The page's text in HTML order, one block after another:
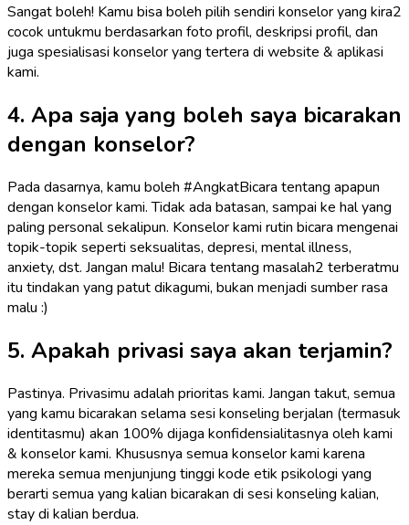
Sangat boleh! Kamu bisa boleh pilih sendiri konselor yang kira2
cocok untukmu berdasarkan foto profil, deskripsi profil, dan
juga spesialisasi konselor yang tertera di website & aplikasi
kami.
4. Apa saja yang boleh saya bicarakan
dengan konselor?
Pada dasarnya, kamu boleh #AngkatBicara tentang apapun
dengan konselor kami. Tidak ada batasan, sampai ke hal yang
paling personal sekalipun. Konselor kami rutin bicara mengenai
topik-topik seperti seksualitas, depresi, mental illness,
anxiety, dst. Jangan malu! Bicara tentang masalah2 terberatmu
itu tindakan yang patut dikagumi, bukan menjadi sumber rasa
malu :)
5. Apakah privasi saya akan terjamin?
Pastinya. Privasimu adalah prioritas kami. Jangan takut, semua
yang kamu bicarakan selama sesi konseling berjalan (termasuk
identitasmu) akan 100% dijaga konfidensialitasnya oleh kami
& konselor kami. Khususnya semua konselor kami karena
mereka semua menjunjung tinggi kode etik psikologi yang
berarti semua yang kalian bicarakan di sesi konseling kalian,
stay di kalian berdua.